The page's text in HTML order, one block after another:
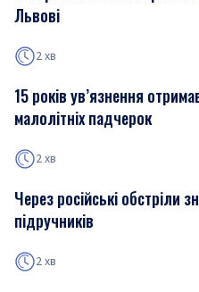
Львові
2 хв
15 років ув’язнення
малолітніх падчерок
2 хв
Через російські обстріли
підручників
2 хв